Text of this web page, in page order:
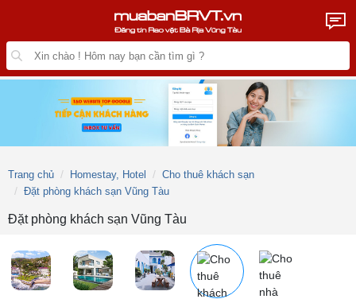
Trang chủ Homestay, Hotel
Cho thuê khách sạn
Đặt phòng khách sạn Vũng Tàu
Đặt phòng khách sạn Vũng Tàu